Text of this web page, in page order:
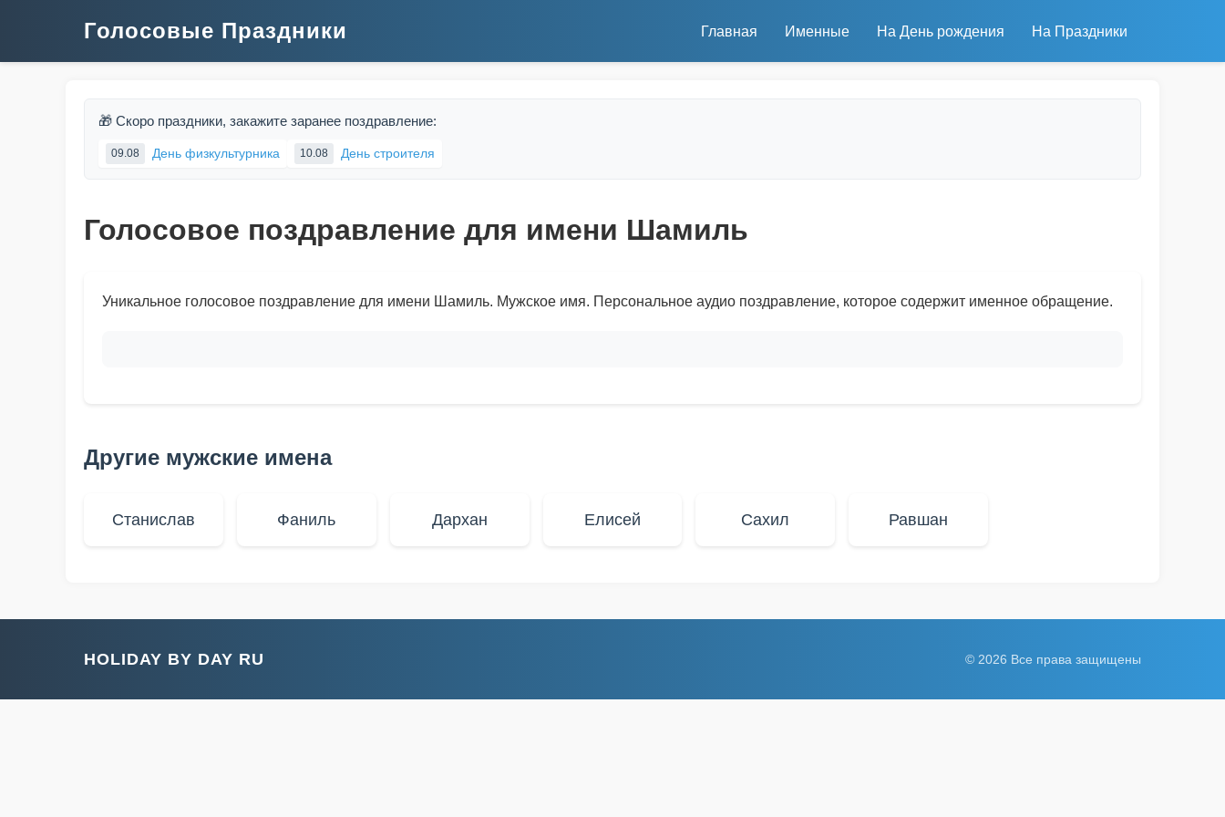
Голосовые Праздники Главная Именные На День рождения На Праздники
🎁 Скоро праздники, закажите заранее поздравление:
09.08 День физкультурника 10.08 День строителя
Голосовое поздравление для имени Шамиль
Уникальное голосовое поздравление для имени Шамиль. Мужское имя. Персональное аудио поздравление, которое содержит именное обращение.
Другие мужские имена
Станислав Фаниль Дархан Елисей Сахил Равшан
HOLIDAY BY DAY RU © 2026 Все права защищены